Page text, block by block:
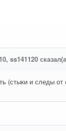
ss141120
(стыки и следы от